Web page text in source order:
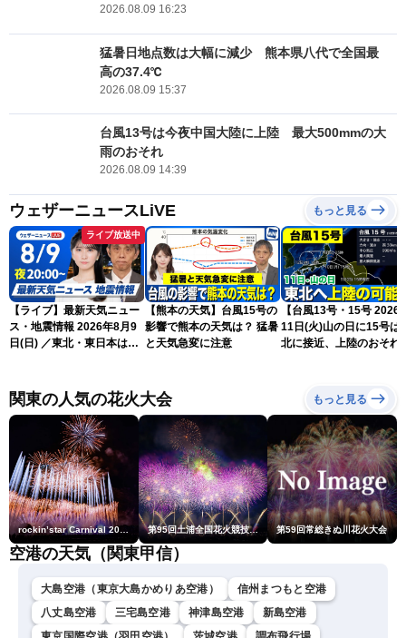
2026.08.09 16:23
猛暑日地点数は大幅に減少 熊本県八代で全国最
高の37.4℃
2026.08.09 15:37
台風13号は今夜中国大陸に上陸 最大500mmの大
雨のおそれ
2026.08.09 14:39
ウェザーニュースLiVE もっと見る
ライブ放送中
【ライブ】最新天気ニュー
ス・地震情報 2026年8月9
日(日) ／東北・東日本は急
衣／芳野達郎〉
【熊本の天気】台風15号の
影響で熊本の天気は？ 猛暑
と天気急変に注意
【台風13号・15号 2026
11日(火)山の日に15号は
北に接近、上陸のおそれ
関東の人気の花火大会 もっと見る
第95回土浦全国花火競技大会 第59回常総きぬ川花火大会
空港の天気（関東甲信）
大島空港（東京大島かめりあ空港）
信州まつもと空港
八丈島空港
三宅島空港 神津島空港
新島空港